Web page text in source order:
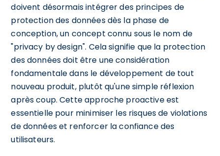
doivent désormais intégrer des principes de
protection des données dès la phase de
conception, un concept connu sous le nom de
"privacy by design". Cela signifie que la protection
des données doit être une considération
fondamentale dans le développement de tout
nouveau produit, plutôt qu'une simple réflexion
après coup. Cette approche proactive est
essentielle pour minimiser les risques de violations
de données et renforcer la confiance des
utilisateurs.